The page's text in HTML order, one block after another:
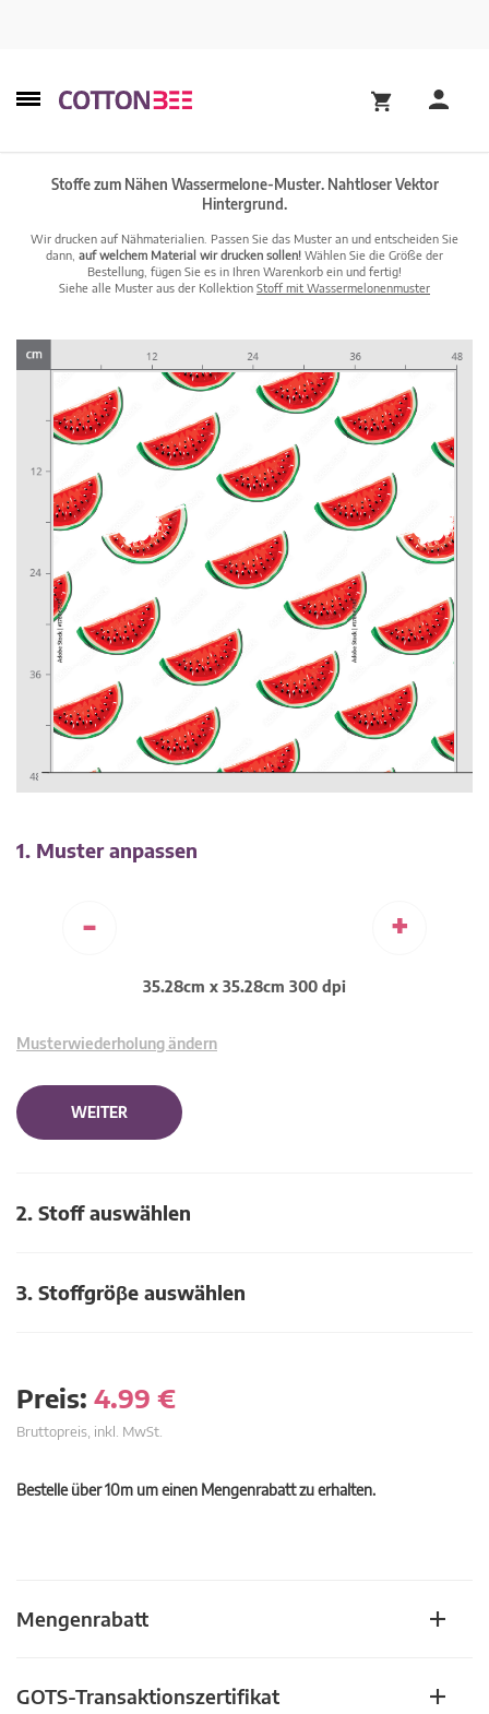
Stoffe zum Nähen Wassermelone-Muster. Nahtloser Vektor
Hintergrund.
Wir drucken auf Nähmaterialien. Passen Sie das Muster an und entscheiden Sie
dann, auf welchem Material wir drucken sollen! Wählen Sie die Größe der
Bestellung, fügen Sie es in Ihren Warenkorb ein und fertig!
Siehe alle Muster aus der Kollektion Stoff mit Wassermelonenmuster
1. Muster anpassen
- +
35.28cm x 35.28cm 300 dpi
Musterwiederholung ändern
WEITER
2. Stoff auswählen
3. Stoffgröβe auswählen
Preis: 4.99 €
Bruttopreis, inkl. MwSt.
Bestelle über 10m um einen Mengenrabatt zu erhalten.
Mengenrabatt
GOTS-Transaktionszertifikat